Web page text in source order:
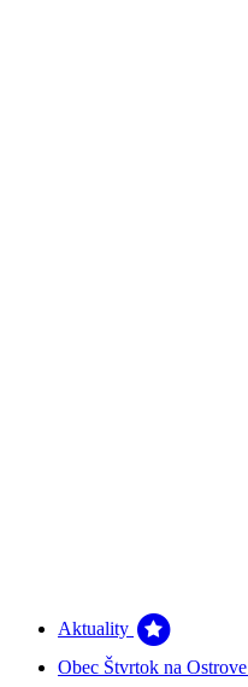
Aktuality
Obec Štvrtok na Ostrove